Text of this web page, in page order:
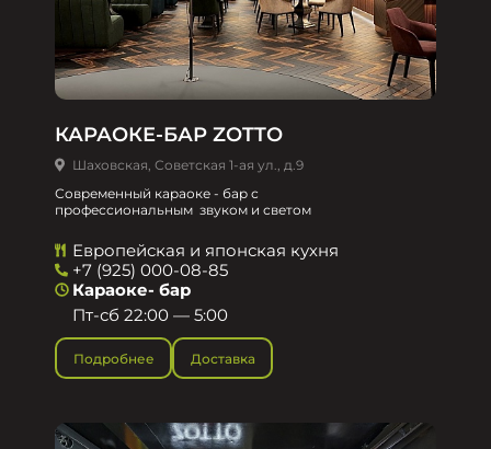
КАРАОКЕ-БАР ZOTTO
Шаховская, Советская 1-ая ул., д.9
Современный караоке - бар с
профессиональным звуком и светом
Европейская и японская кухня
+7 (925) 000-08-85
Караоке- бар
Пт-сб 22:00 — 5:00
Подробнее Доставка